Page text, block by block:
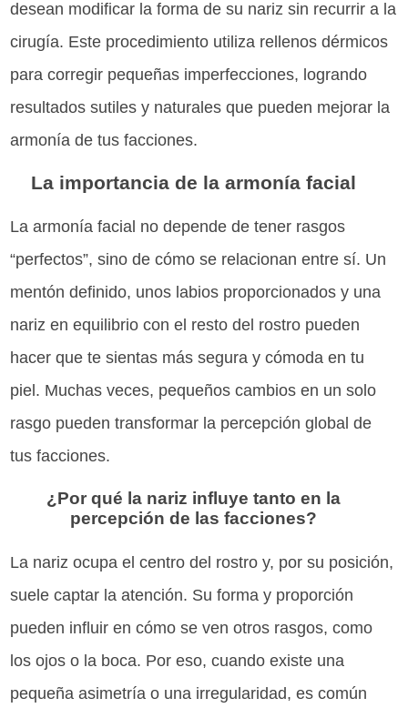
desean modificar la forma de su nariz sin recurrir a la
cirugía. Este procedimiento utiliza rellenos dérmicos
para corregir pequeñas imperfecciones, logrando
resultados sutiles y naturales que pueden mejorar la
armonía de tus facciones.
La importancia de la armonía facial
La armonía facial no depende de tener rasgos
“perfectos”, sino de cómo se relacionan entre sí. Un
mentón definido, unos labios proporcionados y una
nariz en equilibrio con el resto del rostro pueden
hacer que te sientas más segura y cómoda en tu
piel. Muchas veces, pequeños cambios en un solo
rasgo pueden transformar la percepción global de
tus facciones.
¿Por qué la nariz influye tanto en la
percepción de las facciones?
La nariz ocupa el centro del rostro y, por su posición,
suele captar la atención. Su forma y proporción
pueden influir en cómo se ven otros rasgos, como
los ojos o la boca. Por eso, cuando existe una
pequeña asimetría o una irregularidad, es común